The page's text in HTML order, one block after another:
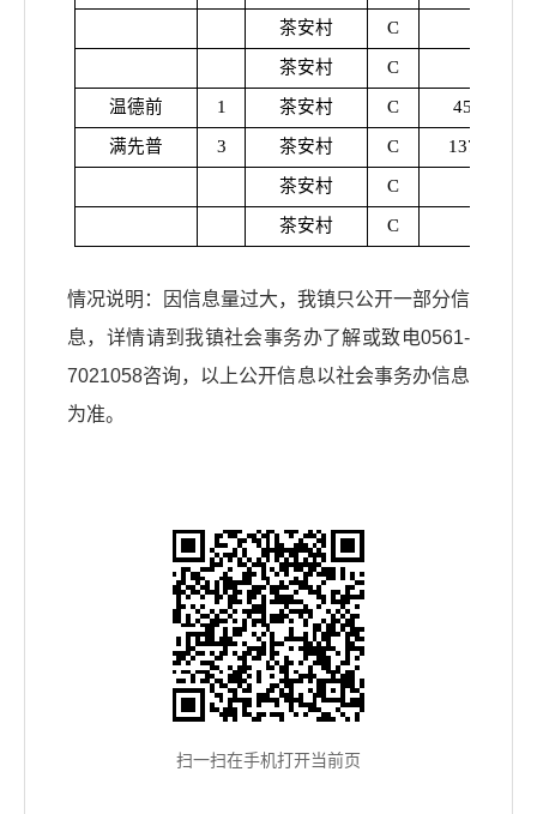
茶安村 C
茶安村 C
温德前 1 茶安村 C 457
满先普 3 茶安村 C 1371
茶安村 C
茶安村 C
情况说明：因信息量过大，我镇只公开一部分信
息，详情请到我镇社会事务办了解或致电0561-
7021058咨询，以上公开信息以社会事务办信息
为准。
扫一扫在手机打开当前页